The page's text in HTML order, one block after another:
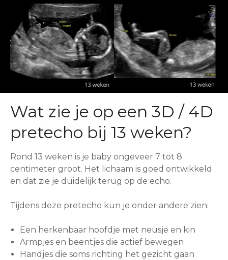
Wat zie je op een 3D / 4D
pretecho bij 13 weken?
Rond 13 weken is je baby ongeveer 7 tot 8
centimeter groot. Het lichaam is goed ontwikkeld
en dat zie je duidelijk terug op de echo.
Tijdens deze pretecho kun je onder andere zien:
Een herkenbaar hoofdje met neusje en kin
Armpjes en beentjes die actief bewegen
Handjes die soms richting het gezicht gaan